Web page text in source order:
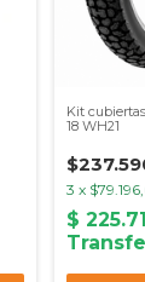
Kit
18 WH21
3 x